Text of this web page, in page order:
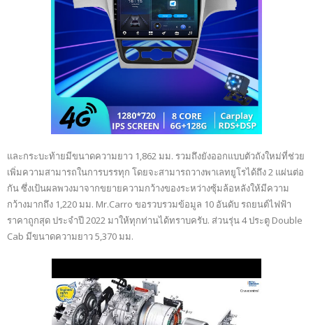
และกระบะท้ายมีขนาดความยาว 1,862 มม. รวมถึงยังออกแบบตัวถังใหม่ที่ช่วย
เพิ่มความสามารถในการบรรทุก โดยจะสามารถวางพาเลทยูโรได้ถึง 2 แผ่นต่อ
กัน ซึ่งเป้นผลพวงมาจากขยายความกว้างของระหว่างซุ้มล้อหลังให้มีความ
กว้างมากถึง 1,220 มม. Mr.Carro ขอรวบรวมข้อมูล 10 อันดับ รถยนต์ไฟฟ้า
ราคาถูกสุด ประจำปี 2022 มาให้ทุกท่านได้ทราบครับ. ส่วนรุ่น 4 ประตู Double
Cab มีขนาดความยาว 5,370 มม.